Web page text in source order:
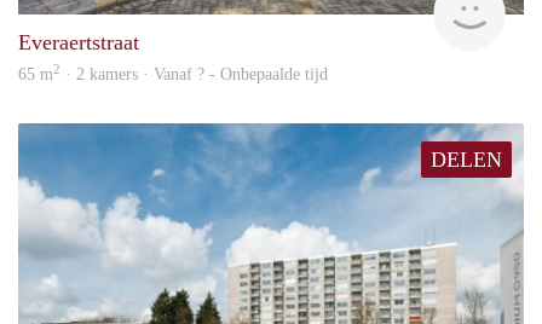
Everaertstraat
65 m2 · 2 kamers · Vanaf ? - Onbepaalde tijd
DELEN